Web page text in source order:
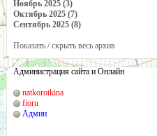
Ноябрь 2025 (3)
Октябрь 2025 (7)
Сентябрь 2025 (8)
Показать / скрыть весь архив
Администрация сайта и Онлайн
natkorotkina
fioru
Админ